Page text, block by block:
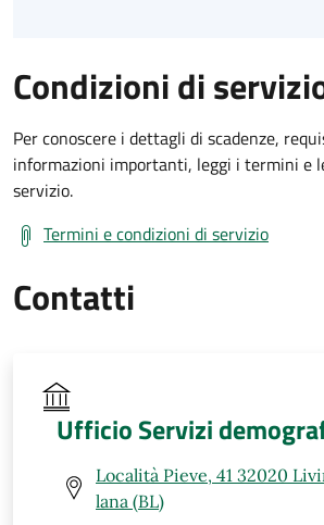
Condizioni di
Per conoscere i dettagli di scadenze,
informazioni importanti, leggi i termini e
servizio.
Termini e condizioni di servizio
Contatti
Ufficio Servizi
Località Pieve, 41 32020
lana (BL)